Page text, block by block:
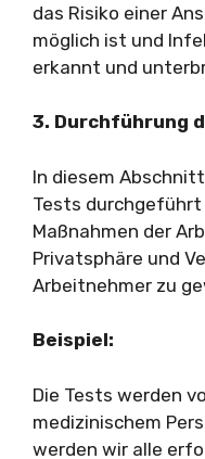
das Risiko einer
möglich ist und
erkannt und
3. Durchführung
In diesem
Tests
Maßnahmen der
Privatsphäre und
Arbeitnehmer zu
Beispiel:
Die Tests werden
medizinischem
werden wir alle